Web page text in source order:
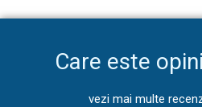
Care este
vezi mai multe